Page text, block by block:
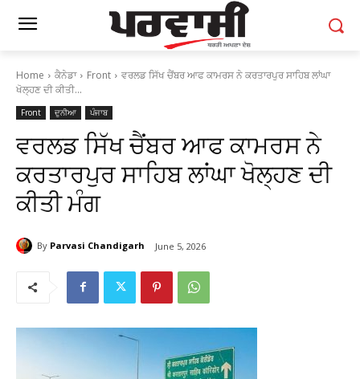
Home ਕੈਨੇਡਾ Front
ਵਰਲਡ ਸਿੱਖ ਚੈਂਬਰ ਆਫ ਕਾਮਰਸ ਨੇ ਕਰਤਾਰਪੁਰ ਸਾਹਿਬ ਲਾਂਘਾ
ਖੋਲ੍ਹਣ ਦੀ ਕੀਤੀ...
Front ਦੁਨੀਆ ਪੰਜਾਬ
ਵਰਲਡ ਸਿੱਖ ਚੈਂਬਰ ਆਫ ਕਾਮਰਸ ਨੇ
ਕਰਤਾਰਪੁਰ ਸਾਹਿਬ ਲਾਂਘਾ ਖੋਲ੍ਹਣ ਦੀ
ਕੀਤੀ ਮੰਗ
By Parvasi Chandigarh June 5, 2026